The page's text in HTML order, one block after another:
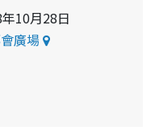
10月28日
廣場